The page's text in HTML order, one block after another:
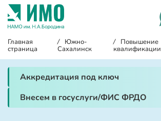
Главная
страница
/ Южно-
Сахалинск
/ Повышение
квалификации
Аккредитация под ключ
Внесем в госуслуги/ФИС ФРДО